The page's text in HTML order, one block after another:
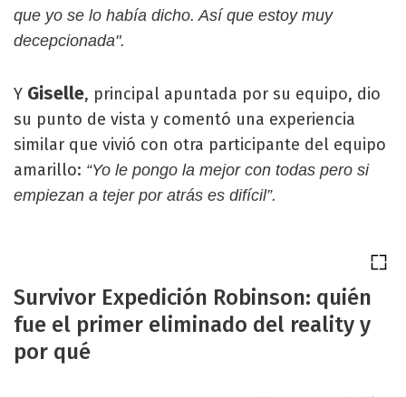
que yo se lo había dicho. Así que estoy muy
decepcionada".
Y Giselle, principal apuntada por su equipo, dio
su punto de vista y comentó una experiencia
similar que vivió con otra participante del equipo
amarillo: “Yo le pongo la mejor con todas pero si
empiezan a tejer por atrás es difícil”.
Survivor Expedición Robinson: quién
fue el primer eliminado del reality y
por qué